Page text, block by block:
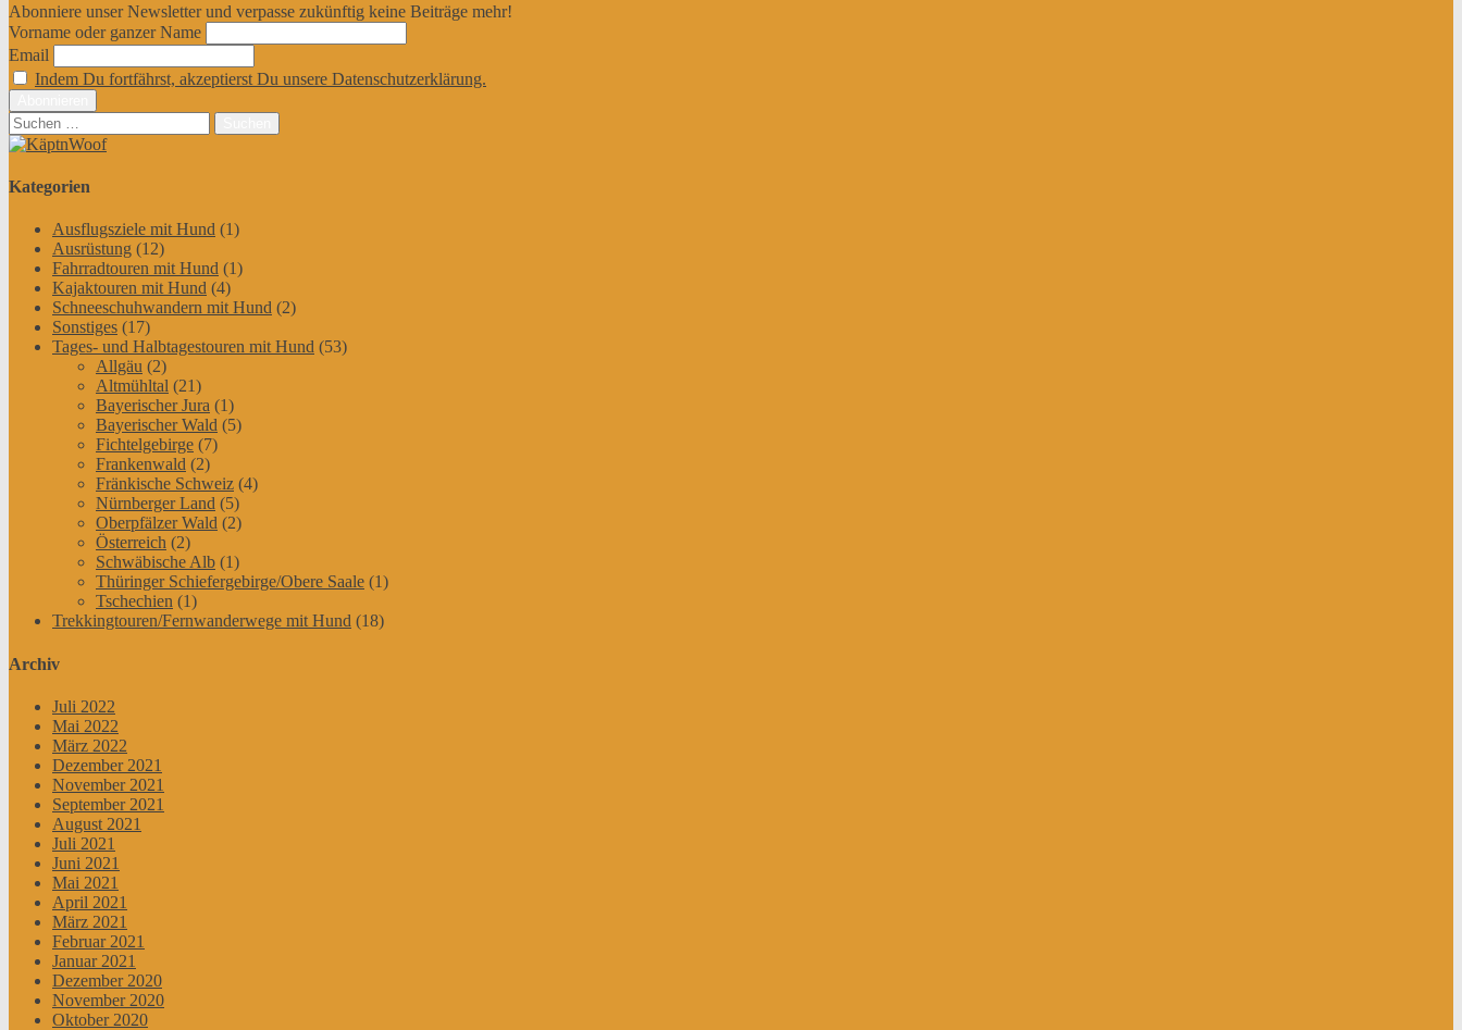
Abonniere unser Newsletter und verpasse zukünftig keine Beiträge mehr!
Vorname oder ganzer Name
Email
Indem Du fortfährst, akzeptierst Du unsere Datenschutzerklärung.
Suchen
nach:
Kategorien
Ausflugsziele mit Hund (1)
Ausrüstung (12)
Fahrradtouren mit Hund (1)
Kajaktouren mit Hund (4)
Schneeschuhwandern mit Hund (2)
Sonstiges (17)
Tages- und Halbtagestouren mit Hund (53)
Allgäu (2)
Altmühltal (21)
Bayerischer Jura (1)
Bayerischer Wald (5)
Fichtelgebirge (7)
Frankenwald (2)
Fränkische Schweiz (4)
Nürnberger Land (5)
Oberpfälzer Wald (2)
Österreich (2)
Schwäbische Alb (1)
Thüringer Schiefergebirge/Obere Saale (1)
Tschechien (1)
Trekkingtouren/Fernwanderwege mit Hund (18)
Archiv
Juli 2022
Mai 2022
März 2022
Dezember 2021
November 2021
September 2021
August 2021
Juli 2021
Juni 2021
Mai 2021
April 2021
März 2021
Februar 2021
Januar 2021
Dezember 2020
November 2020
Oktober 2020